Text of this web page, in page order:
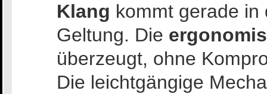
Klang kommt gerade
Geltung. Die
überzeugt, ohne
Die leichtgängige